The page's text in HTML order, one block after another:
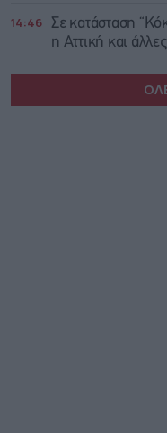
14:46
Σε κατάσταση
η Αττική και